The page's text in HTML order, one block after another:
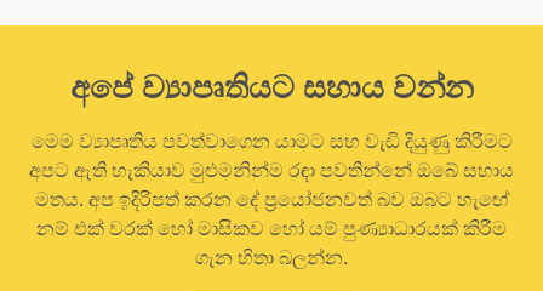
අපේ ව්‍යාපෘතියට සහාය වන්න
මෙම ව්‍යාපෘතිය පවත්වාගෙන යාමට සහ වැඩි දියුණු කිරීමට
අපට ඇති හැකියාව මුළුමනින්ම රඳා පවතින්නේ ඔබේ සහාය
මතය. අප ඉදිරිපත් කරන දේ ප්‍රයෝජනවත් බව ඔබට හැඟේ
නම් එක් වරක් හෝ මාසිකව හෝ යම් පුණ්‍යාධාරයක් කිරීම
ගැන හිතා බලන්න.